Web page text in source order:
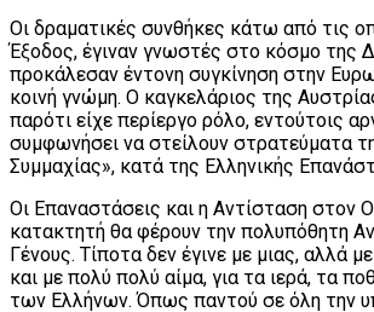
Οι δραματικές συνθήκες κάτω από τις
Έξοδος, έγιναν γνωστές στο κόσμο της
προκάλεσαν έντονη συγκίνηση στην
κοινή γνώμη. Ο καγκελάριος της
παρότι είχε περίεργο ρόλο, εντούτοις
συμφωνήσει να στείλουν στρατεύματα
Συμμαχίας», κατά της Ελληνικής
Οι Επαναστάσεις και η Αντίσταση στον
κατακτητή θα φέρουν την πολυπόθητη
Γένους. Τίποτα δεν έγινε με μιας, αλλά
και με πολύ πολύ αίμα, για τα ιερά, τα
των Ελλήνων. Όπως παντού σε όλη την